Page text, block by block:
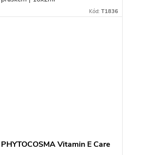
Kód: T1836
PHYTOCOSMA Vitamin E Care